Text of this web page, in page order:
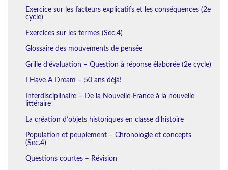
Exercice sur les facteurs explicatifs et les conséquences (2e
cycle)
Exercices sur les termes (Sec.4)
Glossaire des mouvements de pensée
Grille d’évaluation – Question à réponse élaborée (2e cycle)
I Have A Dream – 50 ans déjà!
Interdisciplinaire – De la Nouvelle-France à la nouvelle
littéraire
La création d’objets historiques en classe d’histoire
Population et peuplement – Chronologie et concepts
(Sec.4)
Questions courtes – Révision